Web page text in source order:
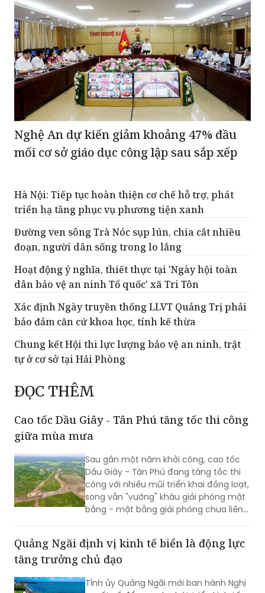
Nghệ An dự kiến giảm khoảng 47% đầu
mối cơ sở giáo dục công lập sau sắp xếp
Hà Nội: Tiếp tục hoàn thiện cơ chế hỗ trợ, phát
triển hạ tầng phục vụ phương tiện xanh
Đường ven sông Trà Nóc sụp lún, chia cắt nhiều
đoạn, người dân sống trong lo lắng
Hoạt động ý nghĩa, thiết thực tại 'Ngày hội toàn
dân bảo vệ an ninh Tổ quốc' xã Tri Tôn
Xác định Ngày truyền thống LLVT Quảng Trị phải
bảo đảm căn cứ khoa học, tính kế thừa
Chung kết Hội thi lực lượng bảo vệ an ninh, trật
tự ở cơ sở tại Hải Phòng
ĐỌC THÊM
Cao tốc Dầu Giây - Tân Phú tăng tốc thi công
giữa mùa mưa
Sau gần một năm khởi công, cao tốc
Dầu Giây - Tân Phú đang tăng tốc thi
công với nhiều mũi triển khai đồng loạt,
song vẫn "vướng" khâu giải phóng mặt
bằng - mặt bằng giải phóng chưa liền
Quảng Ngãi định vị kinh tế biển là động lực
tăng trưởng chủ đạo
Tỉnh ủy Quảng Ngãi mới ban hành Nghị